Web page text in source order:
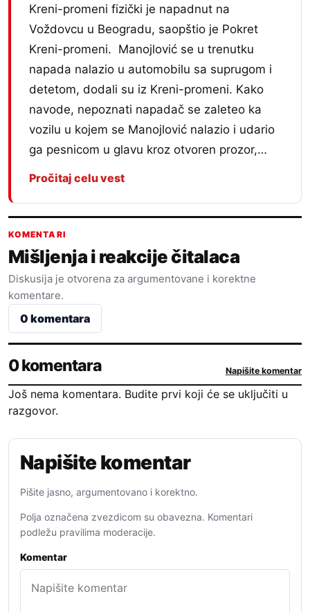
Kreni-promeni fizički je napadnut na
Voždovcu u Beogradu, saopštio je Pokret
Kreni-promeni. Manojlović se u trenutku
napada nalazio u automobilu sa suprugom i
detetom, dodali su iz Kreni-promeni. Kako
navode, nepoznati napadač se zaleteo ka
vozilu u kojem se Manojlović nalazio i udario
ga pesnicom u glavu kroz otvoren prozor,…
Pročitaj celu vest
KOMENTARI
Mišljenja i reakcije čitalaca
Diskusija je otvorena za argumentovane i korektne
komentare.
0 komentara
0 komentara Napišite komentar
Još nema komentara. Budite prvi koji će se uključiti u
razgovor.
Napišite komentar
Pišite jasno, argumentovano i korektno.
Polja označena zvezdicom su obavezna. Komentari
podležu pravilima moderacije.
Komentar